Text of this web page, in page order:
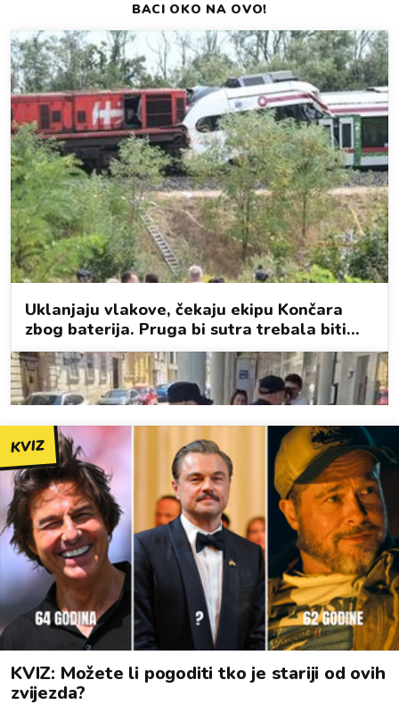
KVIZ
KVIZ: Možete li pogoditi tko je stariji od ovih
zvijezda?